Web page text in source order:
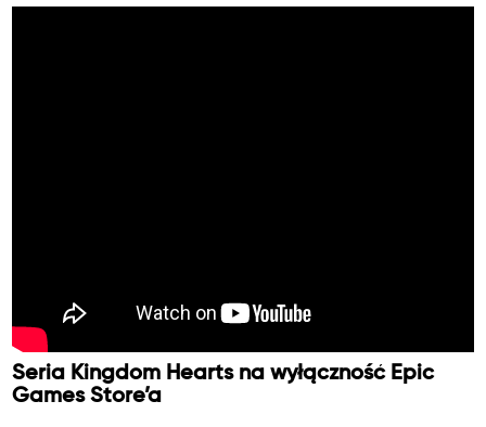
Seria Kingdom Hearts na wyłączność Epic
Games Store’a